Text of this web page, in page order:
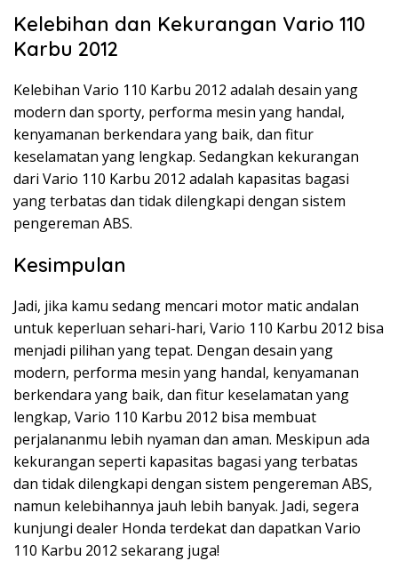
Kelebihan dan Kekurangan Vario 110
Karbu 2012
Kelebihan Vario 110 Karbu 2012 adalah desain yang
modern dan sporty, performa mesin yang handal,
kenyamanan berkendara yang baik, dan fitur
keselamatan yang lengkap. Sedangkan kekurangan
dari Vario 110 Karbu 2012 adalah kapasitas bagasi
yang terbatas dan tidak dilengkapi dengan sistem
pengereman ABS.
Kesimpulan
Jadi, jika kamu sedang mencari motor matic andalan
untuk keperluan sehari-hari, Vario 110 Karbu 2012 bisa
menjadi pilihan yang tepat. Dengan desain yang
modern, performa mesin yang handal, kenyamanan
berkendara yang baik, dan fitur keselamatan yang
lengkap, Vario 110 Karbu 2012 bisa membuat
perjalananmu lebih nyaman dan aman. Meskipun ada
kekurangan seperti kapasitas bagasi yang terbatas
dan tidak dilengkapi dengan sistem pengereman ABS,
namun kelebihannya jauh lebih banyak. Jadi, segera
kunjungi dealer Honda terdekat dan dapatkan Vario
110 Karbu 2012 sekarang juga!